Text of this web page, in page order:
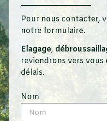
Pour nous contacter,
notre formulaire.
Elagage,
reviendrons vers vous
délais.
Nom